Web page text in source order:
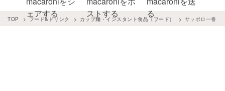
TOP フード&ドリンク カップ麺・インスタント食品（フード） サッポロ一番と